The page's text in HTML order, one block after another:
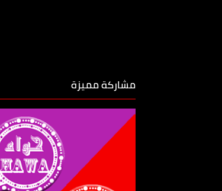
مشاركة مميزة